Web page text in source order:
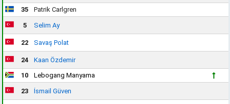
35
Patrik Carlgren
5 Selim Ay
22 Savaş Polat
24
Kaan Özdemir
10
Lebogang Manyama
23 İsmail Güven